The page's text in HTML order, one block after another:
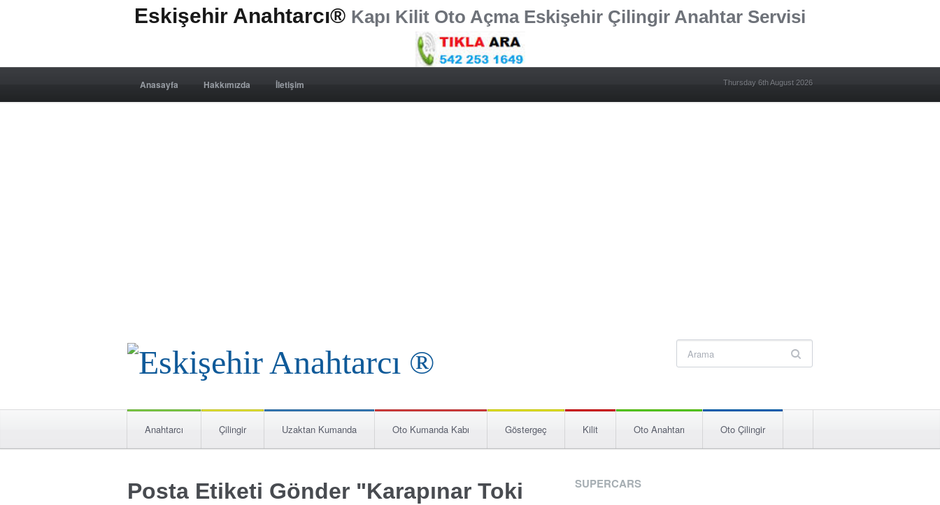
Eskişehir Anahtarcı® Kapı Kilit Oto Açma Eskişehir Çilingir Anahtar Servisi
Anasayfa Hakkımızda İletişim Thursday 6th August 2026
Anahtarcı Çilingir Uzaktan Kumanda Oto Kumanda Kabı Göstergeç Kilit Oto Anahtarı Oto Çilingir
Posta Etiketi Gönder "Karapınar Toki
SUPERCARS